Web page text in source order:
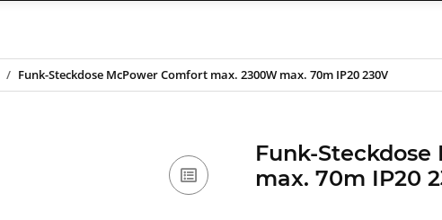
Funk-Steckdose McPower Comfort max. 2300W max. 70m IP20 230V
Funk-
max. 70m IP20